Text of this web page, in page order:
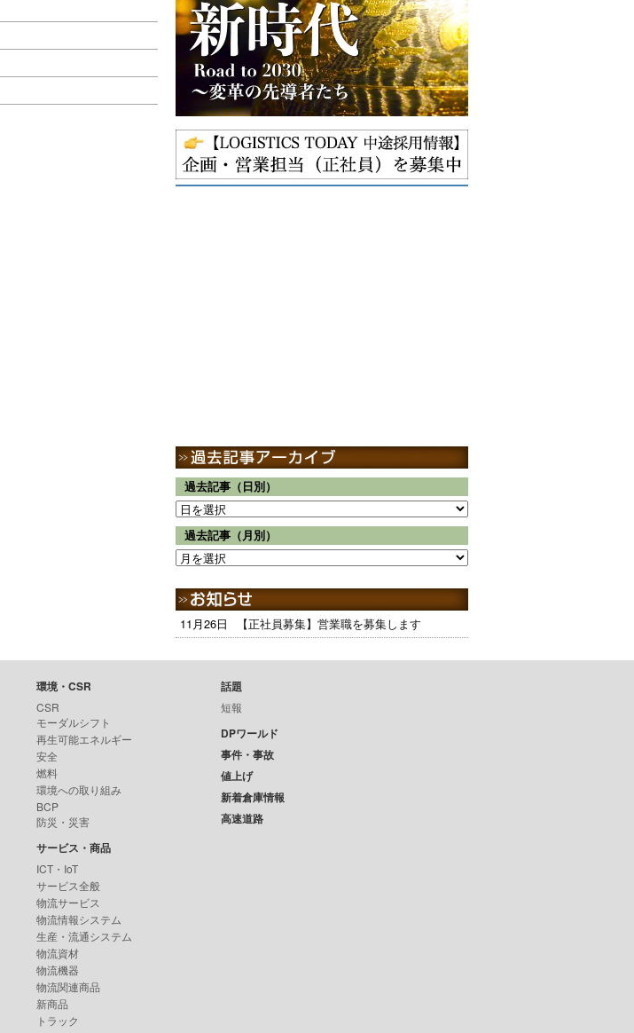
過去記事（日別）
過去記事（月別）
11月26日 【正社員募集】営業職を募集します
環境・CSR
CSR
モーダルシフト
再生可能エネルギー
安全
燃料
環境への取り組み
BCP
防災・災害
サービス・商品
ICT・IoT
サービス全般
物流サービス
物流情報システム
生産・流通システム
物流資材
物流機器
物流関連商品
新商品
トラック
話題
短報
DPワールド
事件・事故
値上げ
新着倉庫情報
高速道路